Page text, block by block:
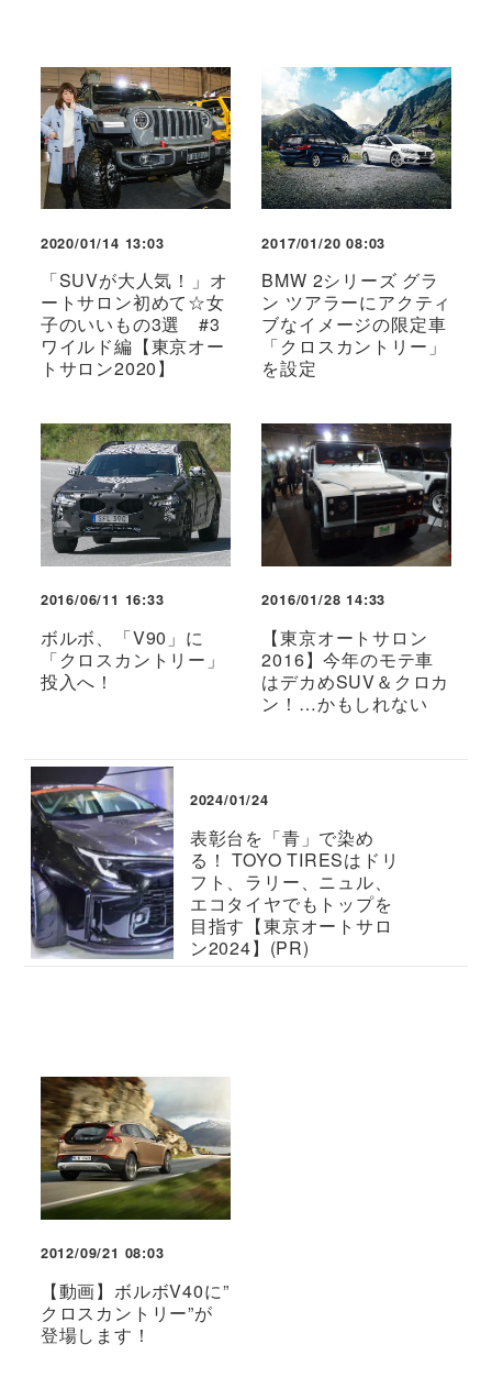
2020/01/14 13:03
「SUVが大人気！」オ
ートサロン初めて☆女
子のいいもの3選 #3
ワイルド編【東京オー
トサロン2020】
2017/01/20 08:03
BMW 2シリーズ グラ
ン ツアラーにアクティ
ブなイメージの限定車
「クロスカントリー」
を設定
2016/06/11 16:33
ボルボ、「V90」に
「クロスカントリー」
投入へ！
2016/01/28 14:33
【東京オートサロン
2016】今年のモテ車
はデカめSUV＆クロカ
ン！…かもしれない
2024/01/24
表彰台を「青」で染め
る！ TOYO TIRESはドリ
フト、ラリー、ニュル、
エコタイヤでもトップを
目指す【東京オートサロ
ン2024】(PR)
2012/09/21 08:03
【動画】ボルボV40に”
クロスカントリー”が
登場します！